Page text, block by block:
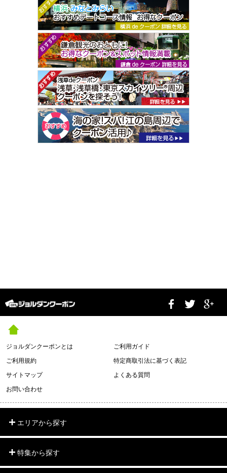
ジョルダンクーポンとは
ご利用ガイド
ご利用規約
特定商取引法に基づく表記
サイトマップ
よくある質問
お問い合わせ
エリアから探す
特集から探す